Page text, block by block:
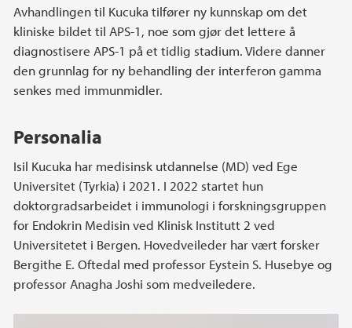
Avhandlingen til Kucuka tilfører ny kunnskap om det
kliniske bildet til APS-1, noe som gjør det lettere å
diagnostisere APS-1 på et tidlig stadium. Videre danner
den grunnlag for ny behandling der interferon gamma
senkes med immunmidler.
Personalia
Isil Kucuka har medisinsk utdannelse (MD) ved Ege
Universitet (Tyrkia) i 2021. I 2022 startet hun
doktorgradsarbeidet i immunologi i forskningsgruppen
for Endokrin Medisin ved Klinisk Institutt 2 ved
Universitetet i Bergen. Hovedveileder har vært forsker
Bergithe E. Oftedal med professor Eystein S. Husebye og
professor Anagha Joshi som medveiledere.